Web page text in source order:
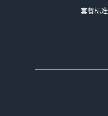
套餐标准